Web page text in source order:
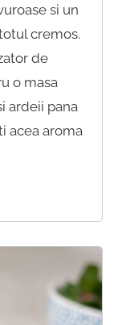
si un
cremos.
de
o masa
ardeii pana
acea aroma